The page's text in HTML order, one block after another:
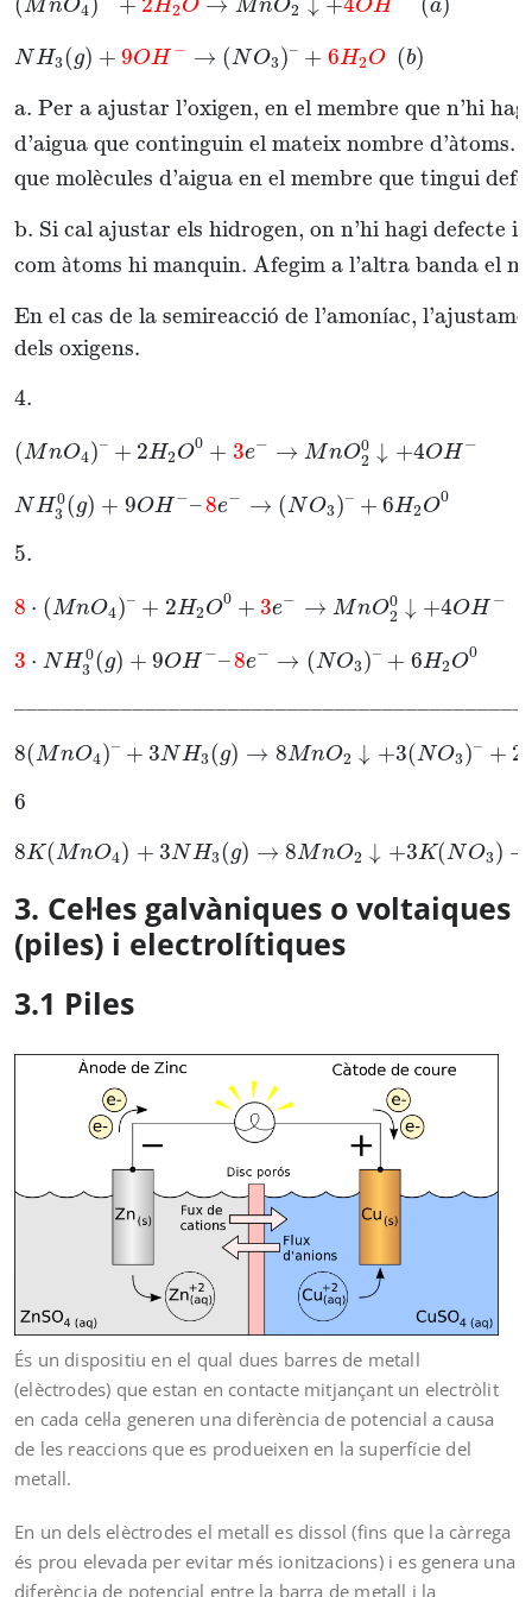
MnO4 H2O MnO2 OH a
NH3(g) + 9OH − → (NO3)– + 6H2O (b)
a. Per a ajustar l’oxigen, en el membre que n’hi
d’aigua que continguin el mateix nombre d’àtoms.
que molècules d’aigua en el membre que tingui
b. Si cal ajustar els hidrogen, on n’hi hagi defecte i
com àtoms hi manquin. Afegim a l’altra banda el
En el cas de la semireacció de l’amoníac,
dels oxigens.
4.
(MnO4)– + 2H2O0 + 3e− → MnO0
2 ↓ +4OH −
NH0
3 (g) + 9OH −–8e− → (NO3)– + 6H2O0
5.
8 ⋅ (MnO4)– + 2H2O0 + 3e− → MnO0
2 ↓ +4OH −
3 ⋅ NH 0
3 (g) + 9OH −–8e− → (NO3)– + 6H2O0
8(MnO4)– + 3NH3(g) → 8MnO2 ↓ +3(NO3)– + 2
6
8K(MnO4) + 3NH3(g) → 8MnO2 ↓ +3K(N O3) +
3. Cel·les galvàniques o voltaiques
(piles) i electrolítiques
3.1 Piles
És un dispositiu en el qual dues barres de metall
(elèctrodes) que estan en contacte mitjançant un electròlit
en cada cel·la generen una diferència de potencial a causa
de les reaccions que es produeixen en la superfície del
metall.
En un dels elèctrodes el metall es dissol (fins que la càrrega
és prou elevada per evitar més ionitzacions) i es genera una
diferència de potencial entre la barra de metall i la